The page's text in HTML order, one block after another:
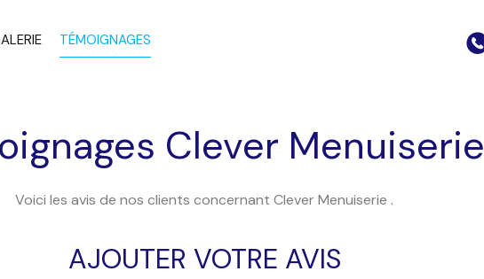
TÉMOIGNAGES
Clever Menuiserie
Voici les avis de nos clients concernant Clever Menuiserie .
AJOUTER VOTRE AVIS